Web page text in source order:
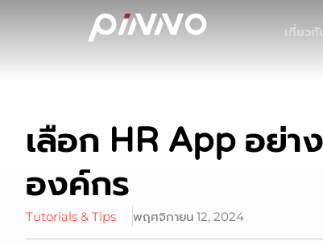
เกี่ยวกั
เลือก HR App อย่า
องค์กร
Tutorials & Tips พฤศจิกายน 12, 2024